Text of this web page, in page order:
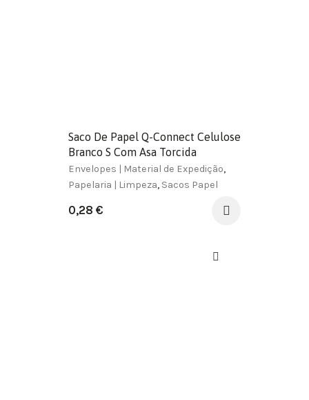
Saco De Papel Q-Connect Celulose
Branco S Com Asa Torcida
240X320X10 Mm
Envelopes | Material de Expedição,
Papelaria | Limpeza, Sacos Papel
0,28 €